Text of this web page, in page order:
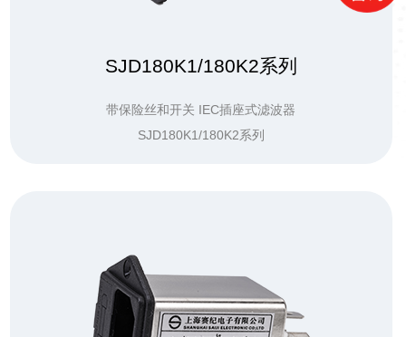
SJD180K1/180K2系列
带保险丝和开关 IEC插座式滤波器
SJD180K1/180K2系列